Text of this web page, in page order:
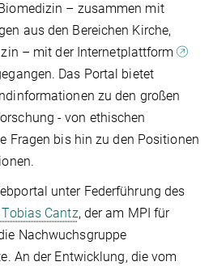
– zusammen mit
aus den Bereichen Kirche,
– mit der Internetplattform
Das Portal bietet
zu den großen
- von ethischen
Fragen bis hin zu den Positionen
unter Federführung des
Tobias Cantz, der am MPI für
Nachwuchsgruppe
An der Entwicklung, die vom